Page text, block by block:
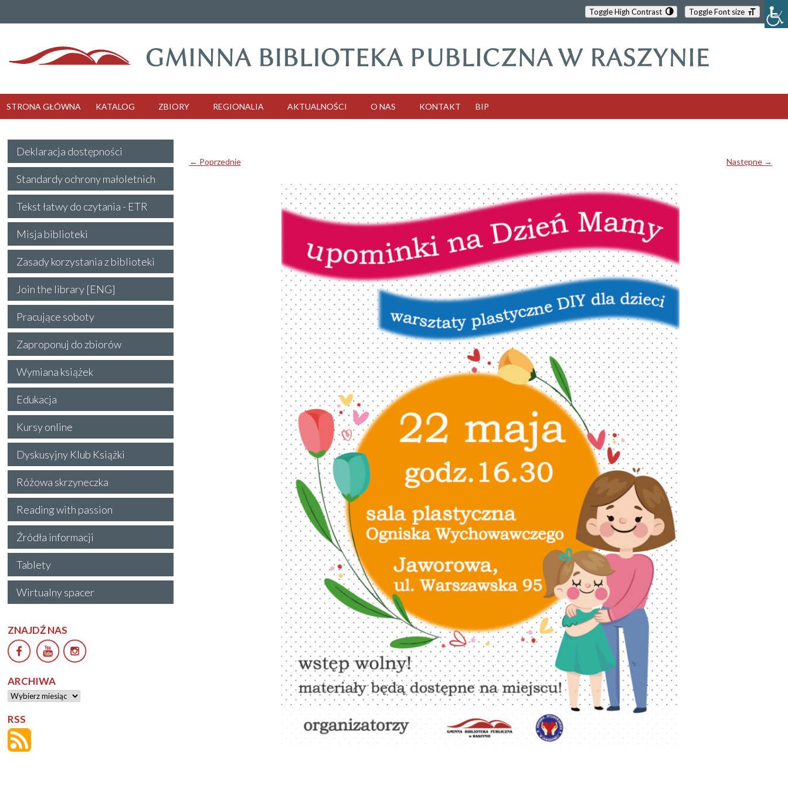
Toggle High Contrast Toggle Font size
STRONA GŁÓWNA KATALOG ZBIORY REGIONALIA AKTUALNOŚCI O NAS KONTAKT BIP
← Poprzednie Następne →
Deklaracja dostępności
Standardy ochrony małoletnich
Tekst łatwy do czytania - ETR
Misja biblioteki
Zasady korzystania z biblioteki
Join the library [ENG]
Pracujące soboty
Zaproponuj do zbiorów
Wymiana książek
Edukacja
Kursy online
Dyskusyjny Klub Książki
Różowa skrzyneczka
Reading with passion
Źródła informacji
Tablety
Wirtualny spacer
ZNAJDŹ NAS
ARCHIWA
Archiwa
RSS